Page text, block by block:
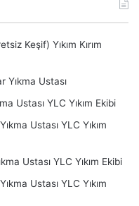
bize ulaşabilir,
olanakları hakkında
LİSTESİ ;
Arvavutköy– Ataşehir –
– Kayışdağı -
–Bakırköy–
– Altınşehir –
Keşif) Yıkım Kırım
Yıkma Ustası
Ustası YLC Yıkım Ekibi
Ustası YLC Yıkım
Ustası YLC Yıkım Ekibi
Ustası YLC Yıkım